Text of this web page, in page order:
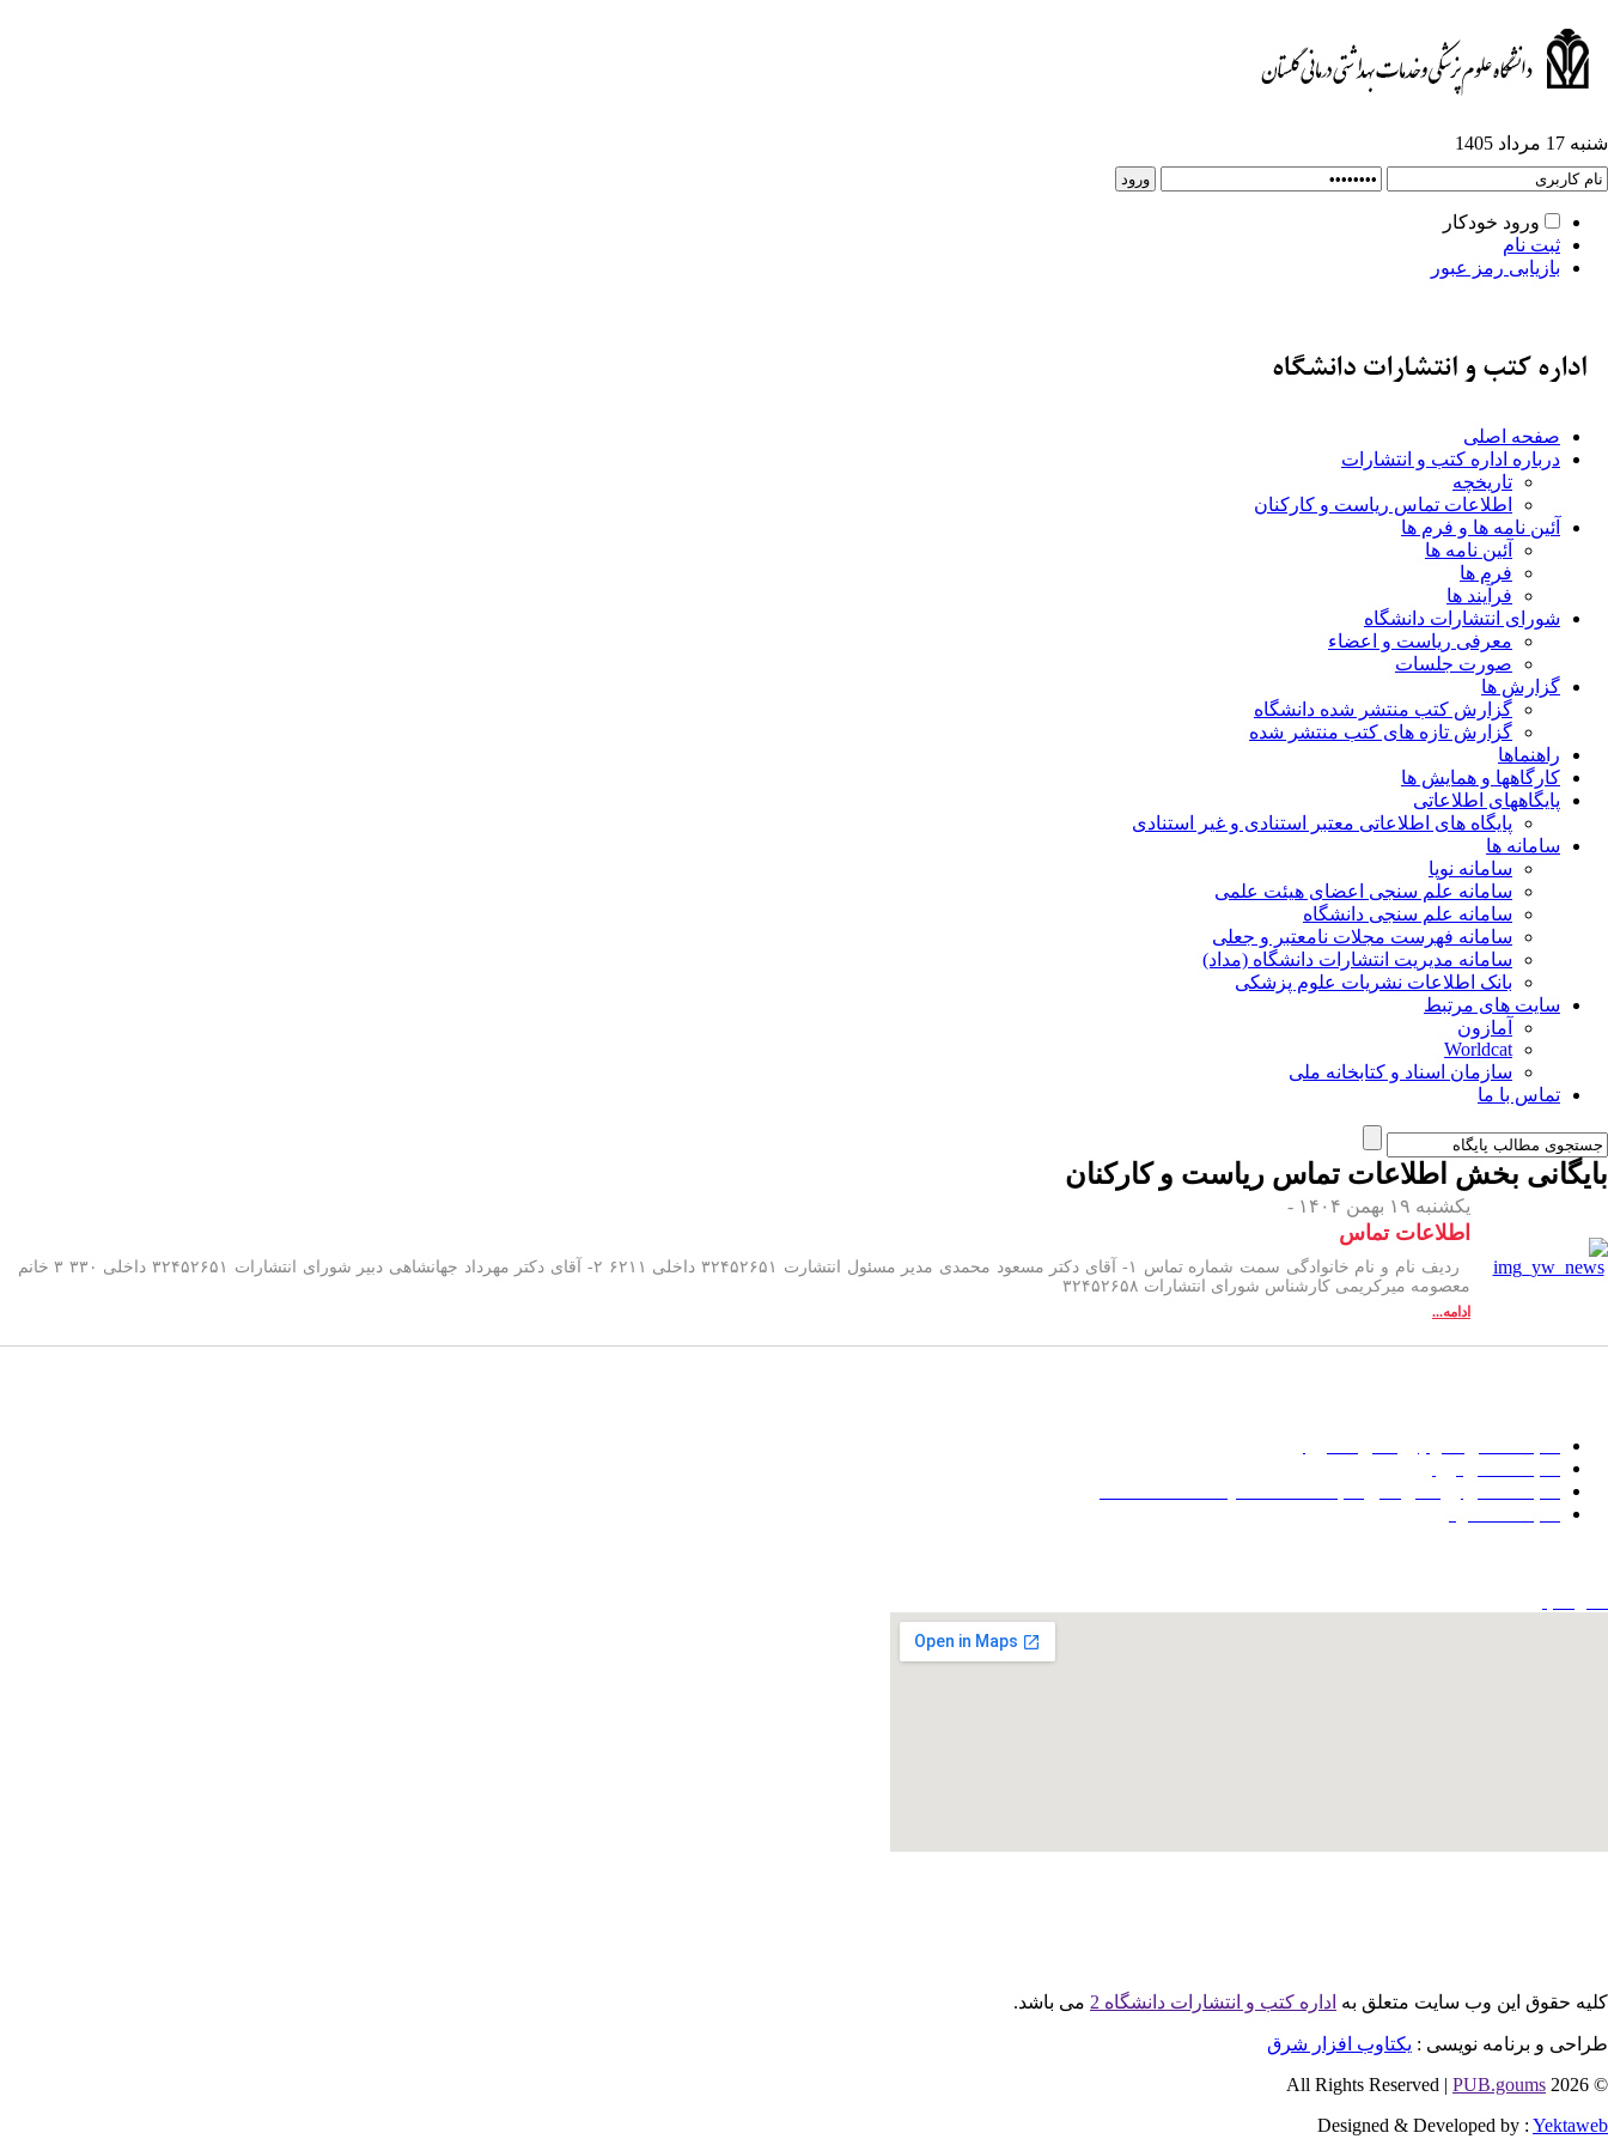
شنبه 17 مرداد 1405
ورود خودکار
ثبت نام
بازیابی رمز عبور
صفحه اصلی
درباره اداره کتب و انتشارات
تاریخچه
اطلاعات تماس ریاست و کارکنان
آئین نامه ها و فرم ها
آئین نامه ها
فرم ها
فرآیند ها
شورای انتشارات دانشگاه
معرفی ریاست و اعضاء
صورت جلسات
گزارش ها
گزارش کتب منتشر شده دانشگاه
گزارش تازه های کتب منتشر شده
راهنماها
کارگاهها و همایش ها
پایگاههای اطلاعاتی
پایگاه های اطلاعاتی معتبر استنادی و غیر استنادی
سامانه ها
سامانه نوپا
سامانه علم سنجی اعضای هیئت علمی
سامانه علم سنجی دانشگاه
سامانه فهرست مجلات نامعتبر و جعلی
سامانه مدیریت انتشارات دانشگاه (مداد)
بانک اطلاعات نشریات علوم پزشکی
سایت های مرتبط
آمازون
Worldcat
سازمان اسناد و کتابخانه ملی
تماس با ما
بایگانی بخش اطلاعات تماس ریاست و کارکنان
یکشنبه ۱۹ بهمن ۱۴۰۴ -
اطلاعات تماس
ردیف نام و نام خانوادگی سمت شماره تماس ۱- آقای دکتر مسعود محمدی مدیر مسئول انتشارت ۳۲۴۵۲۶۵۱ داخلی ۶۲۱۱ ۲- آقای دکتر مهرداد جهانشاهی دبیر شورای انتشارات ۳۲۴۵۲۶۵۱ داخلی ۳۳۰ ۳ خانم
معصومه میرکریمی کارشناس شورای انتشارات ۳۲۴۵۲۶۵۸
ادامه...
کلیه حقوق این وب سایت متعلق به اداره کتب و انتشارات دانشگاه 2 می باشد.
طراحی و برنامه نویسی : یکتاوب افزار شرق
© 2026 All Rights Reserved |
PUB.goums
Designed & Developed by : Yektaweb